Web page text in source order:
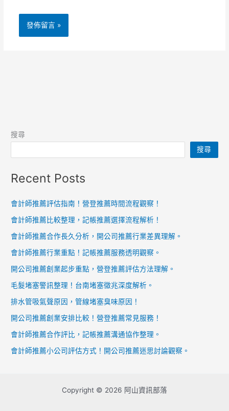
搜尋
搜尋
Recent Posts
會計師推薦評估指南！營登推薦時間流程觀察！
會計師推薦比較整理，記帳推薦選擇流程解析！
會計師推薦合作長久分析，開公司推薦行業差異理解。
會計師推薦行業重點！記帳推薦服務透明觀察。
開公司推薦創業起步重點，營登推薦評估方法理解。
毛髮堵塞警訊整理！台南堵塞徵兆深度解析。
排水管吸氣聲原因，管線堵塞臭味原因！
開公司推薦創業安排比較！營登推薦常見服務！
會計師推薦合作評比，記帳推薦溝通協作整理。
會計師推薦小公司評估方式！開公司推薦迷思討論觀察。
Copyright © 2026 阿山資訊部落